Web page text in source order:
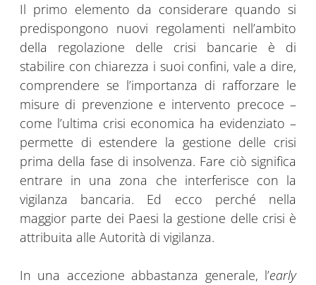
Il primo elemento da considerare quando si
predispongono nuovi regolamenti nell’ambito
della regolazione delle crisi bancarie è di
stabilire con chiarezza i suoi confini, vale a dire,
comprendere se l’importanza di rafforzare le
misure di prevenzione e intervento precoce –
come l’ultima crisi economica ha evidenziato –
permette di estendere la gestione delle crisi
prima della fase di insolvenza. Fare ciò significa
entrare in una zona che interferisce con la
vigilanza bancaria. Ed ecco perché nella
maggior parte dei Paesi la gestione delle crisi è
attribuita alle Autorità di vigilanza.
In una accezione abbastanza generale, l’early